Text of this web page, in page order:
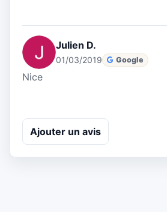
Julien D.
01/03/2019 Google
Nice
Ajouter un avis